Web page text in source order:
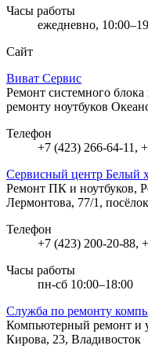
Часы работы
ежедневно,
Сайт
Виват Сервис
Ремонт системного
ремонту ноутбуков
Телефон
+7 (423) 266-64-11,
Сервисный центр Белый
Ремонт ПК и ноутбуков,
Лермонтова, 77/1,
Телефон
+7 (423) 200-20-88,
Часы работы
пн-сб 10:00–18:00
Служба по ремонту
Компьютерный ремонт и
Кирова, 23, Владивосток